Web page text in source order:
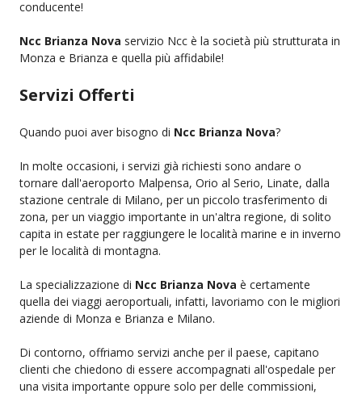
conducente!
Ncc Brianza Nova servizio Ncc è la società più strutturata in
Monza e Brianza e quella più affidabile!
Servizi Offerti
Quando puoi aver bisogno di Ncc Brianza Nova?
In molte occasioni, i servizi già richiesti sono andare o
tornare dall'aeroporto Malpensa, Orio al Serio, Linate, dalla
stazione centrale di Milano, per un piccolo trasferimento di
zona, per un viaggio importante in un'altra regione, di solito
capita in estate per raggiungere le località marine e in inverno
per le località di montagna.
La specializzazione di Ncc Brianza Nova è certamente
quella dei viaggi aeroportuali, infatti, lavoriamo con le migliori
aziende di Monza e Brianza e Milano.
Di contorno, offriamo servizi anche per il paese, capitano
clienti che chiedono di essere accompagnati all'ospedale per
una visita importante oppure solo per delle commissioni,